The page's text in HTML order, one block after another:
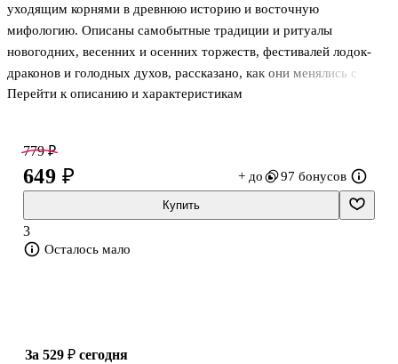
уходящим корнями в древнюю историю и восточную
мифологию. Описаны самобытные традиции и ритуалы
новогодних, весенних и осенних торжеств, фестивалей лодок-
драконов и голодных духов, рассказано, как они менялись с
течением времени, не утрачивая ярких оригинальных черт и
Перейти к описанию и характеристикам
779 ₽
649 ₽ + до 97 бонусов
Купить
3
Осталось мало
за 529 ₽ сегодня